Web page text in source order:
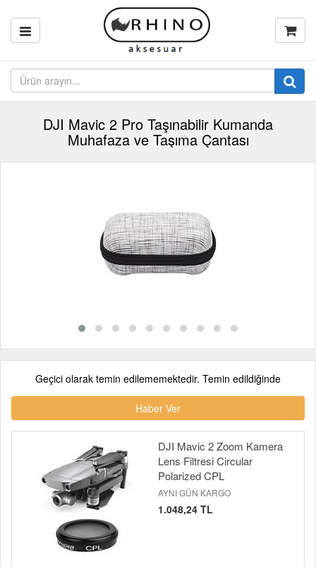
DJI Mavic 2 Pro Taşınabilir Kumanda
Muhafaza ve Taşıma Çantası
Geçici olarak temin edilememektedir. Temin edildiğinde
Haber Ver
DJI Mavic 2 Zoom Kamera
Lens Filtresi Circular
Polarized CPL
AYNI GÜN KARGO
1.048,24 TL